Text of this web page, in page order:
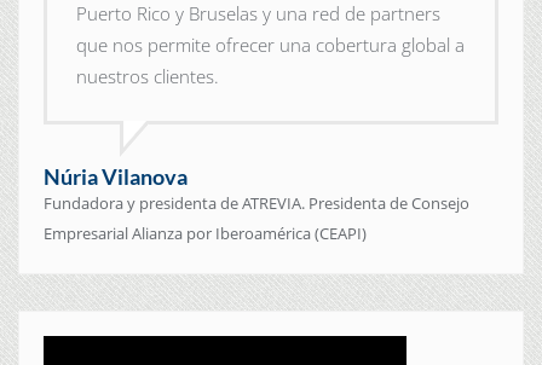
Puerto Rico y Bruselas y una red de partners
que nos permite ofrecer una cobertura global a
nuestros clientes.
Núria Vilanova
Fundadora y presidenta de ATREVIA. Presidenta de Consejo
Empresarial Alianza por Iberoamérica (CEAPI)